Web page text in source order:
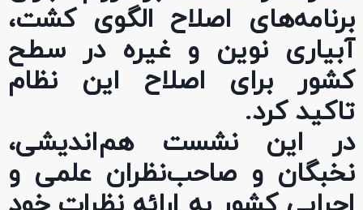
برنامه‌های اصلاح الگوی کشت،
آبیاری نوین و غیره در سطح
کشور برای اصلاح این نظام
تاکید کرد.
در این نشست هم‌اندیشی،
نخبگان و صاحب‌نظران علمی و